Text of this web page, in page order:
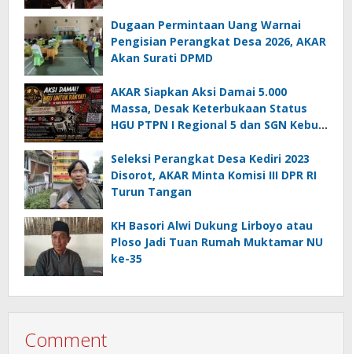
Dugaan Permintaan Uang Warnai
Pengisian Perangkat Desa 2026, AKAR
Akan Surati DPMD
AKAR Siapkan Aksi Damai 5.000
Massa, Desak Keterbukaan Status
HGU PTPN I Regional 5 dan SGN Kebun
Seleksi Perangkat Desa Kediri 2023
Disorot, AKAR Minta Komisi III DPR RI
Turun Tangan
KH Basori Alwi Dukung Lirboyo atau
Ploso Jadi Tuan Rumah Muktamar NU
ke-35
Comment